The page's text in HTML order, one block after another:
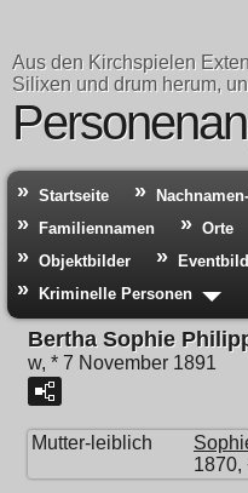
Aus den Kirchspielen
Silixen und drum herum,
Startseite
Familiennamen
Orte
Objektbilder
Kriminelle Personen
Bertha Sophie
w, * 7 November 1891
Mutter-leiblich
1870,